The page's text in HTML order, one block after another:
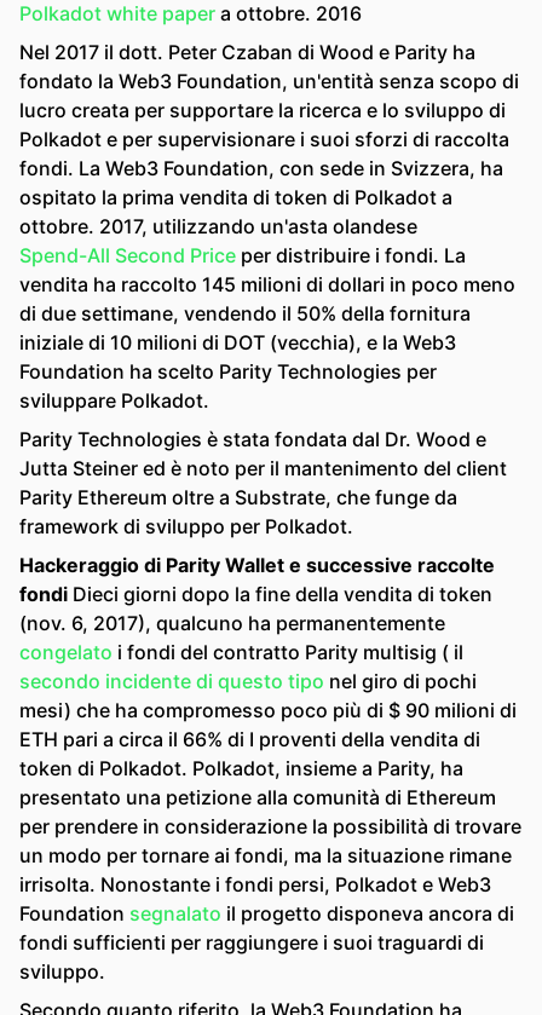
Polkadot white paper a ottobre. 2016
Nel 2017 il dott. Peter Czaban di Wood e Parity ha
fondato la Web3 Foundation, un'entità senza scopo di
lucro creata per supportare la ricerca e lo sviluppo di
Polkadot e per supervisionare i suoi sforzi di raccolta
fondi. La Web3 Foundation, con sede in Svizzera, ha
ospitato la prima vendita di token di Polkadot a
ottobre. 2017, utilizzando un'asta olandese
Spend-All Second Price per distribuire i fondi. La
vendita ha raccolto 145 milioni di dollari in poco meno
di due settimane, vendendo il 50% della fornitura
iniziale di 10 milioni di DOT (vecchia), e la Web3
Foundation ha scelto Parity Technologies per
sviluppare Polkadot.
Parity Technologies è stata fondata dal Dr. Wood e
Jutta Steiner ed è noto per il mantenimento del client
Parity Ethereum oltre a Substrate, che funge da
framework di sviluppo per Polkadot.
Hackeraggio di Parity Wallet e successive raccolte
fondi Dieci giorni dopo la fine della vendita di token
(nov. 6, 2017), qualcuno ha permanentemente
congelato i fondi del contratto Parity multisig ( il
secondo incidente di questo tipo nel giro di pochi
mesi) che ha compromesso poco più di $ 90 milioni di
ETH pari a circa il 66% di I proventi della vendita di
token di Polkadot. Polkadot, insieme a Parity, ha
presentato una petizione alla comunità di Ethereum
per prendere in considerazione la possibilità di trovare
un modo per tornare ai fondi, ma la situazione rimane
irrisolta. Nonostante i fondi persi, Polkadot e Web3
Foundation segnalato il progetto disponeva ancora di
fondi sufficienti per raggiungere i suoi traguardi di
sviluppo.
Secondo quanto riferito, la Web3 Foundation ha